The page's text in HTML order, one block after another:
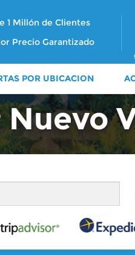
1 Millón de Clientes
Precio Garantizado
POR UBICACION
Nuevo